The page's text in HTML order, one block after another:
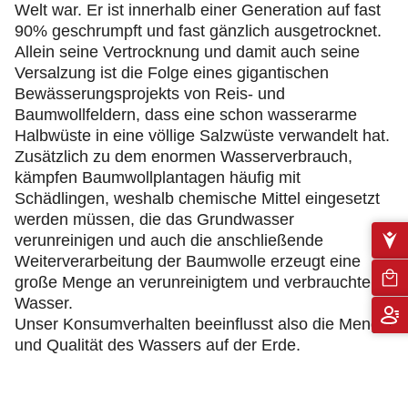
Welt war. Er ist innerhalb einer Generation auf fast
90% geschrumpft und fast gänzlich ausgetrocknet.
Allein seine Vertrocknung und damit auch seine
Versalzung ist die Folge eines gigantischen
Bewässerungsprojekts von Reis- und
Baumwollfeldern, dass eine schon wasserarme
Halbwüste in eine völlige Salzwüste verwandelt hat.
Zusätzlich zu dem enormen Wasserverbrauch,
kämpfen Baumwollplantagen häufig mit
Schädlingen, weshalb chemische Mittel eingesetzt
werden müssen, die das Grundwasser
verunreinigen und auch die anschließende
Weiterverarbeitung der Baumwolle erzeugt eine
große Menge an verunreinigtem und verbrauchtem
Wasser.
Unser Konsumverhalten beeinflusst also die Menge
und Qualität des Wassers auf der Erde.